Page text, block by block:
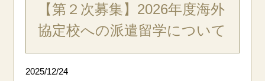
【第２次募集】2026年度海外
協定校への派遣留学について
2025/12/24